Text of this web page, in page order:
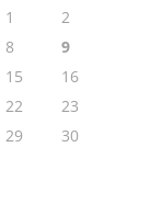
1
2
8
9
15
16
22
23
29
30